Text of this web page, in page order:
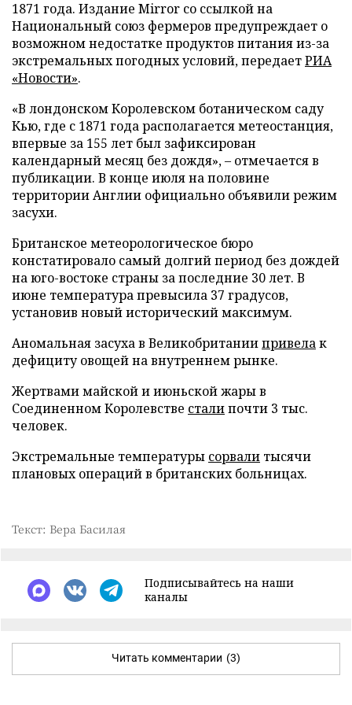
1871 года. Издание Mirror со ссылкой на
Национальный союз фермеров предупреждает о
возможном недостатке продуктов питания из-за
экстремальных погодных условий, передаетРИА
«Новости».
«В лондонском Королевском ботаническом саду
Кью, где с 1871 года располагается метеостанция,
впервые за 155 лет был зафиксирован
календарный месяц без дождя», – отмечается в
публикации. В конце июля на половине
территории Англии официально объявили режим
засухи.
Британское метеорологическое бюро
констатировало самый долгий период без дождей
на юго-востоке страны за последние 30 лет. В
июне температура превысила 37 градусов,
установив новый исторический максимум.
Аномальная засуха в Великобританиипривелак
дефициту овощей на внутреннем рынке.
Жертвами майской и июньской жары в
Соединенном Королевстве сталипочти 3 тыс.
человек.
Экстремальные температуры сорвали тысячи
плановых операций в британских больницах.
Текст: Вера Басилая
Подписывайтесь на наши
каналы
Читать комментарии (3)